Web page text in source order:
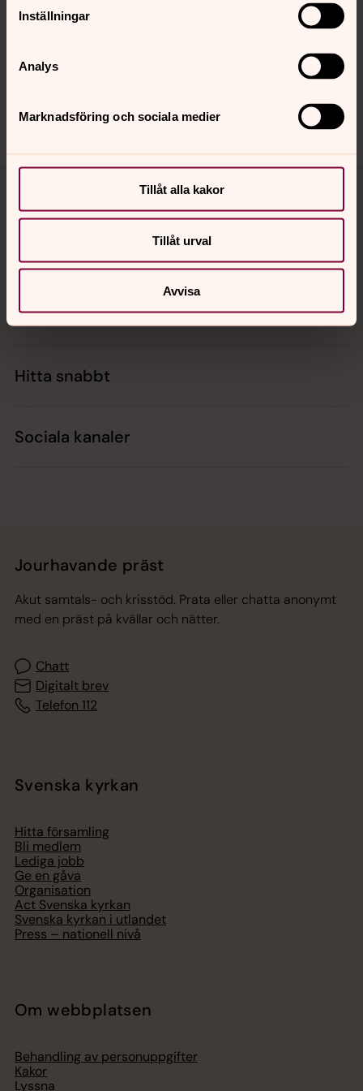
Inställningar
Analys
Marknadsföring och sociala medier
Tillåt alla kakor
Tillåt urval
Avvisa
innehåll?
Dela
Tillbaka till toppen
Tillbaka till innehållet
Kalender
Hitta snabbt
Sociala kanaler
Jourhavande präst
Akut samtals- och krisstöd. Prata eller chatta anonymt
med en präst på kvällar och nätter.
Chatt
Digitalt brev
Telefon 112
Svenska kyrkan
Hitta församling
Bli medlem
Lediga jobb
Ge en gåva
Organisation
Act Svenska kyrkan
Svenska kyrkan i utlandet
Press – nationell nivå
Om webbplatsen
Behandling av personuppgifter
Kakor
Lyssna